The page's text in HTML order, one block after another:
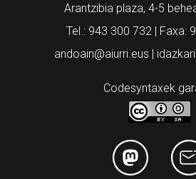
Arantzibia plaza, 4-5
Tel.: 943 300 732 | Faxa:
andoain@aiurri.eus |
Codesyntaxek